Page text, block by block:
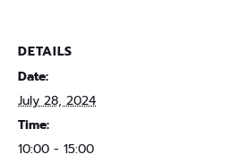
DETAILS
Date:
July 28, 2024
Time:
10:00 - 15:00